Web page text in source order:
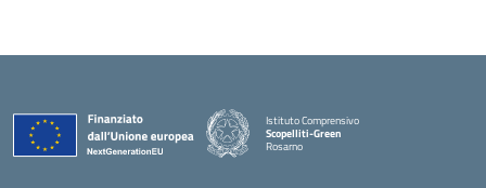
Istituto Comprensivo
Scopelliti-Green
Rosarno